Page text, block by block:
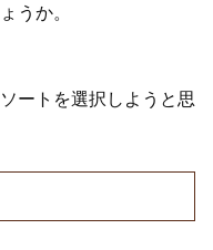
うか。
ートを選択しようと思